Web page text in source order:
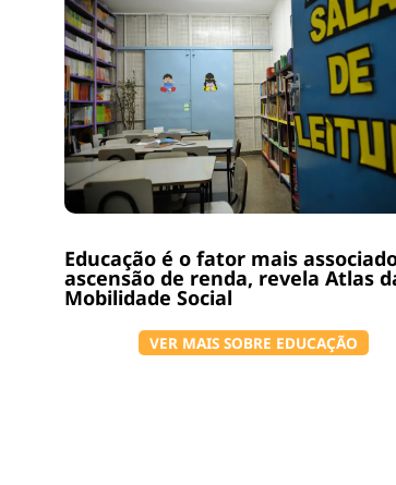
Educação é o fator mais
ascensão de renda, revela Atlas
Mobilidade Social
VER MAIS SOBRE EDUCAÇÃO